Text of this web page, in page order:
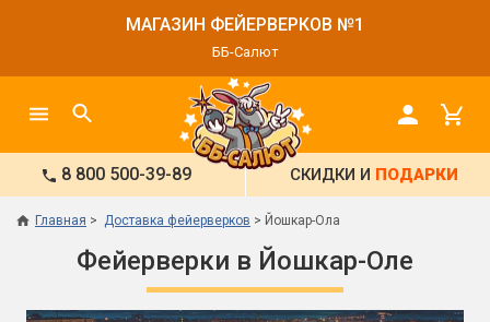
МАГАЗИН ФЕЙЕРВЕРКОВ №1
ББ-Салют
8 800 500-39-89 СКИДКИ И ПОДАРКИ
Главная Доставка фейерверков Йошкар-Ола
Фейерверки в Йошкар-Оле